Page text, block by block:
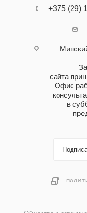
+375 (29)
сайта
Офис
в